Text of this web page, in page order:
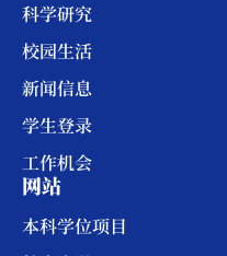
科学研究
校园生活
新闻信息
学生登录
工作机会
网站
本科学位项目